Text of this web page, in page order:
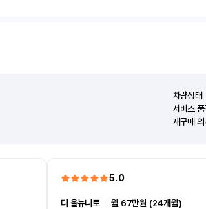
차량상태
서비스 품
재구매 의
5.0
디 올뉴니로ㅣ월 67만원 (24개월)